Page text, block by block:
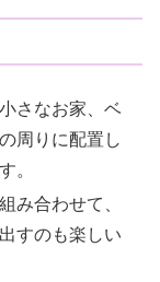
小さなお家、ベ
周りに配置し
。
み合わせて、
すのも楽しい